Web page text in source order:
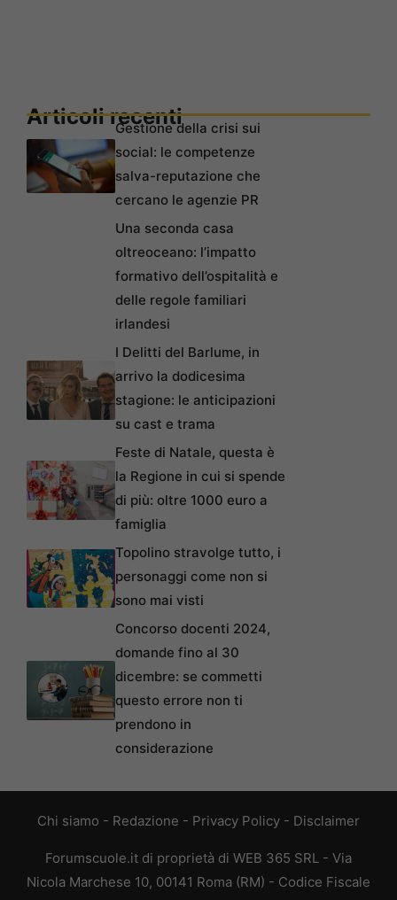
Articoli recentiGestione della crisi sui
social: le competenze
salva-reputazione che
cercano le agenzie PR
Una seconda casa
oltreoceano: l’impatto
formativo dell’ospitalità e
delle regole familiari
irlandesi
I Delitti del Barlume, in
arrivo la dodicesima
stagione: le anticipazioni
su cast e trama
Feste di Natale, questa è
la Regione in cui si spende
di più: oltre 1000 euro a
famiglia
Topolino stravolge tutto, i
personaggi come non si
sono mai visti
Concorso docenti 2024,
domande fino al 30
dicembre: se commetti
questo errore non ti
prendono in
considerazione
Chi siamo - Redazione - Privacy Policy - Disclaimer
Forumscuole.it di proprietà di WEB 365 SRL - Via
Nicola Marchese 10, 00141 Roma (RM) - Codice Fiscale